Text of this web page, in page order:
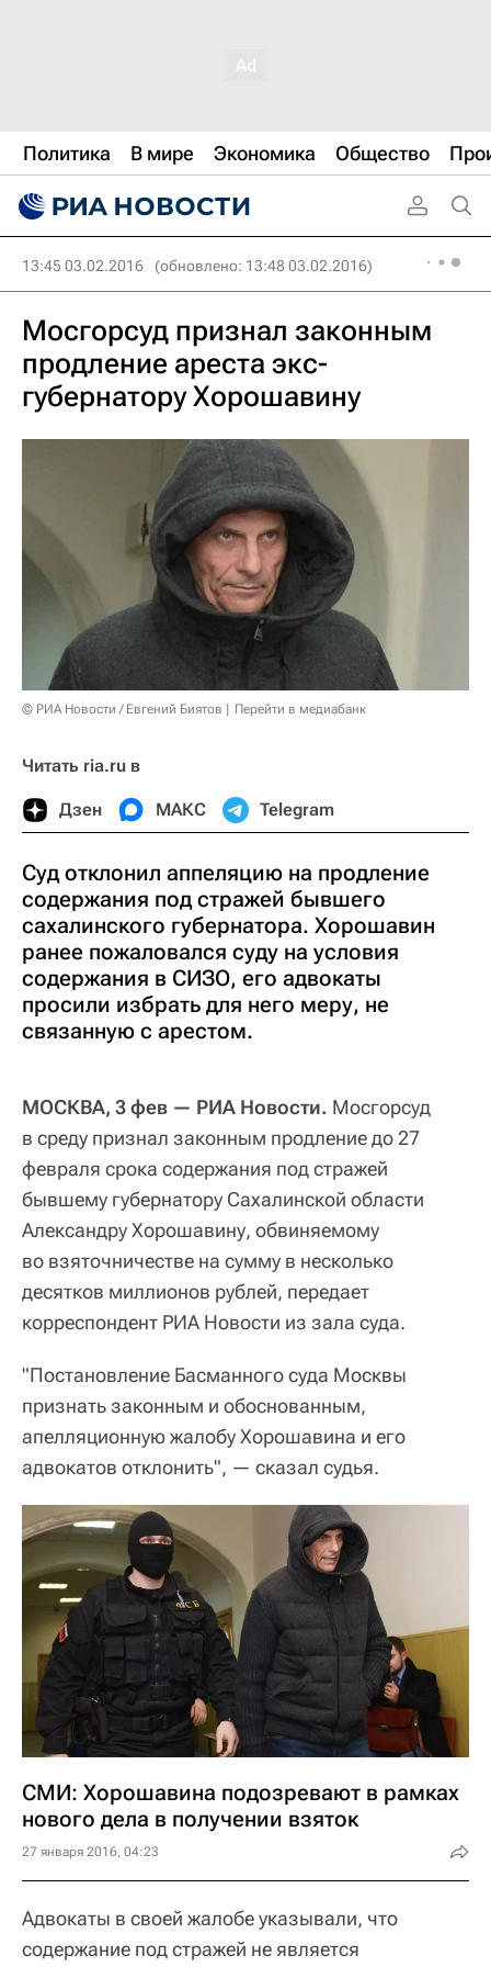
Политика В мире Экономика Общество
13:45 03.02.2016 (обновлено: 13:48 03.02.2016)
Мосгорсуд признал законным
продление ареста экс-
губернатору Хорошавину
© РИА Новости / Евгений Биятов Перейти в медиабанк
Читать ria.ru в
Дзен МАКС Telegram
Суд отклонил аппеляцию на продление
содержания под стражей бывшего
сахалинского губернатора. Хорошавин
ранее пожаловался суду на условия
содержания в СИЗО, его адвокаты
просили избрать для него меру, не
связанную с арестом.
МОСКВА, 3 фев — РИА Новости. Мосгорсуд
в среду признал законным продление до 27
февраля срока содержания под стражей
бывшему губернатору Сахалинской области
Александру Хорошавину, обвиняемому
во взяточничестве на сумму в несколько
десятков миллионов рублей, передает
корреспондент РИА Новости из зала суда.
"Постановление Басманного суда Москвы
признать законным и обоснованным,
апелляционную жалобу Хорошавина и его
адвокатов отклонить", — сказал судья.
СМИ: Хорошавина подозревают в рамках
нового дела в получении взяток
27 января 2016, 04:23
Адвокаты в своей жалобе указывали, что
содержание под стражей не является